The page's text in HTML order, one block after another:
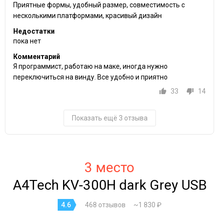
Приятные формы, удобный размер, совместимость с
несколькими платформами, красивый дизайн
Недостатки
пока нет
Комментарий
Я программист, работаю на маке, иногда нужно
переключиться на винду. Все удобно и приятно
33
14
Показать ещё 3 отзыва
3 место
A4Tech KV-300H dark Grey USB
4.6 468 отзывов ~1 830 ₽